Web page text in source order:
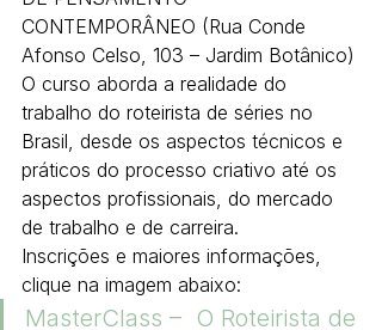
CONTEMPORÂNEO (Rua Conde
Afonso Celso, 103 – Jardim Botânico)
O curso aborda a realidade do
trabalho do roteirista de séries no
Brasil, desde os aspectos técnicos e
práticos do processo criativo até os
aspectos profissionais, do mercado
de trabalho e de carreira.
Inscrições e maiores informações,
clique na imagem abaixo:
MasterClass –  O Roteirista de